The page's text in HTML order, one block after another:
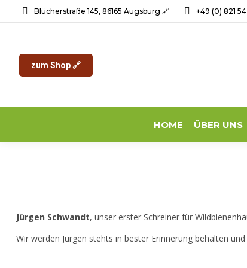
Blücherstraße 145, 86165 Augsburg 🔗 +49 (0) 821
zum Shop 🔗
HOME ÜBER UNS
Jürgen Schwandt, unser erster Schreiner für
Wir werden Jürgen stehts in bester Erinnerung behalten